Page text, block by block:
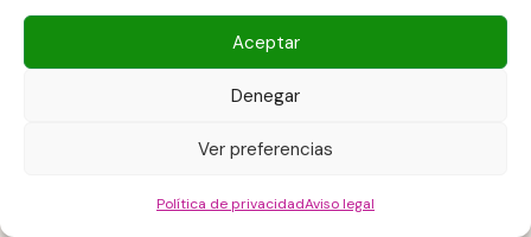
Aceptar
Denegar
Ver preferencias
Política de privacidadAviso legal